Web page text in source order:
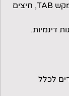
ניווט באתר ללא שימוש בעכבר (באמצעות מקש TAB, חיצים
דינמיות.
לכלל